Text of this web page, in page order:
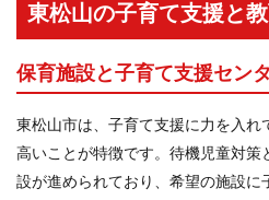
東松山の子育て支援と
保育施設と子育て支援セン
東松山市は、子育て支援に力を入れ
高いことが特徴です。待機児童対策
設が進められており、希望の施設に